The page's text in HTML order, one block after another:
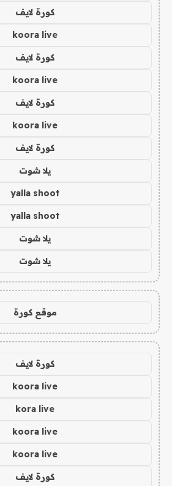
كورة لايف
koora live
كورة لايف
koora live
كورة لايف
koora live
كورة لايف
يلا شوت
yalla shoot
yalla shoot
يلا شوت
يلا شوت
موقع كورة
كورة لايف
koora live
kora live
koora live
koora live
كورة لايف